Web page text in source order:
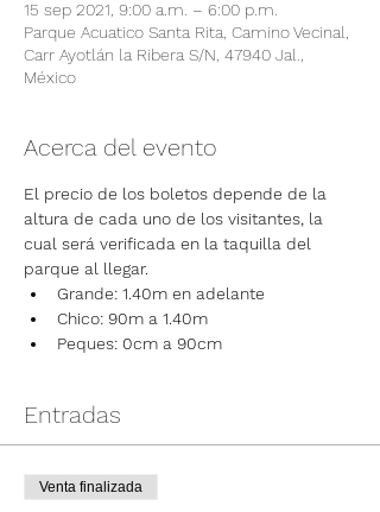
15 sep 2021, 9:00 a.m. – 6:00 p.m.
Parque Acuatico Santa Rita, Camino Vecinal,
Carr Ayotlán la Ribera S/N, 47940 Jal.,
México
Acerca del evento
El precio de los boletos depende de la
altura de cada uno de los visitantes, la
cual será verificada en la taquilla del
parque al llegar.
Grande: 1.40m en adelante
Chico: 90m a 1.40m
Peques: 0cm a 90cm
Entradas
Venta finalizada